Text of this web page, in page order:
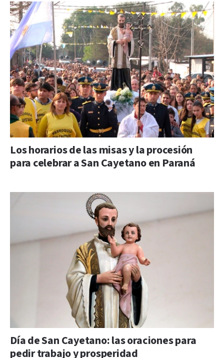
Los horarios de las misas y la procesión
para celebrar a San Cayetano en Paraná
Día de San Cayetano: las oraciones para
pedir trabajo y prosperidad